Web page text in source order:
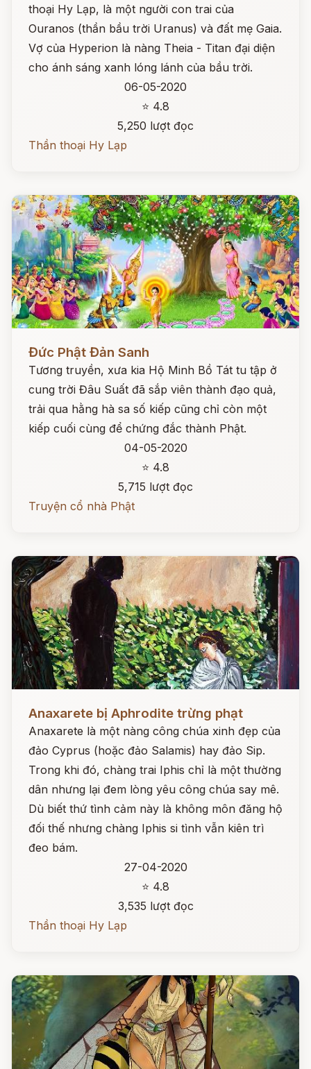
thoại Hy Lạp, là một người con trai của
Ouranos (thần bầu trời Uranus) và đất mẹ Gaia.
Vợ của Hyperion là nàng Theia - Titan đại diện
cho ánh sáng xanh lóng lánh của bầu trời.
06-05-2020
⭐ 4.8
5,250 lượt đọc
Thần thoại Hy Lạp
Đức Phật Đản Sanh
Tương truyền, xưa kia Hộ Minh Bồ Tát tu tập ở
cung trời Đâu Suất đã sắp viên thành đạo quả,
trải qua hằng hà sa số kiếp cũng chỉ còn một
kiếp cuối cùng để chứng đắc thành Phật.
04-05-2020
⭐ 4.8
5,715 lượt đọc
Truyện cổ nhà Phật
Anaxarete bị Aphrodite trừng phạt
Anaxarete là một nàng công chúa xinh đẹp của
đảo Cyprus (hoặc đảo Salamis) hay đảo Sip.
Trong khi đó, chàng trai Iphis chỉ là một thường
dân nhưng lại đem lòng yêu công chúa say mê.
Dù biết thứ tình cảm này là không môn đăng hộ
đối thế nhưng chàng Iphis si tình vẫn kiên trì
đeo bám.
27-04-2020
⭐ 4.8
3,535 lượt đọc
Thần thoại Hy Lạp